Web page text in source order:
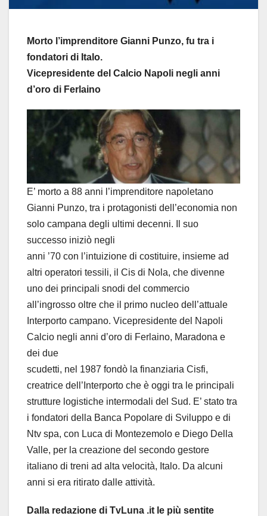
Morto l’imprenditore Gianni Punzo, fu tra i
fondatori di Italo.
Vicepresidente del Calcio Napoli negli anni
d’oro di Ferlaino
E’ morto a 88 anni l’imprenditore napoletano
Gianni Punzo, tra i protagonisti dell’economia non
solo campana degli ultimi decenni. Il suo
successo iniziò negli
anni ’70 con l’intuizione di costituire, insieme ad
altri operatori tessili, il Cis di Nola, che divenne
uno dei principali snodi del commercio
all’ingrosso oltre che il primo nucleo dell’attuale
Interporto campano. Vicepresidente del Napoli
Calcio negli anni d’oro di Ferlaino, Maradona e
dei due
scudetti, nel 1987 fondò la finanziaria Cisfi,
creatrice dell’Interporto che è oggi tra le principali
strutture logistiche intermodali del Sud. E’ stato tra
i fondatori della Banca Popolare di Sviluppo e di
Ntv spa, con Luca di Montezemolo e Diego Della
Valle, per la creazione del secondo gestore
italiano di treni ad alta velocità, Italo. Da alcuni
anni si era ritirato dalle attività.
Dalla redazione di TvLuna .it le più sentite